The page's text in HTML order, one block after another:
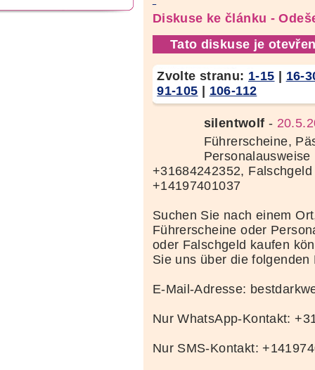
Diskuse ke článku -
Tato diskuse je
Zvolte stranu: 1-15 | 16-
91-105 | 106-112
silentwolf -
Führerscheine,
+31684242352,
+14197401037
Suchen Sie nach einem
Führerscheine oder
oder Falschgeld kaufen
Sie uns über die folgenden
E-Mail-Adresse:
Nur WhatsApp-Kontakt:
Nur SMS-Kontakt: